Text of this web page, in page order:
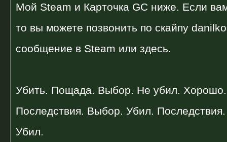
Мой Steam и Карточка GC ниже. Если
то вы можете позвонить по скайпу
сообщение в Steam или здесь.
Убить. Пощада. Выбор. Не убил.
Последствия. Выбор. Убил.
Убил.